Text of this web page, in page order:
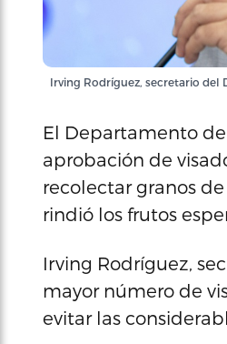
Irving Rodríguez, secretario del
El Departamento
aprobación de
recolectar granos
rindió los frutos
Irving Rodríguez,
mayor número de
evitar las